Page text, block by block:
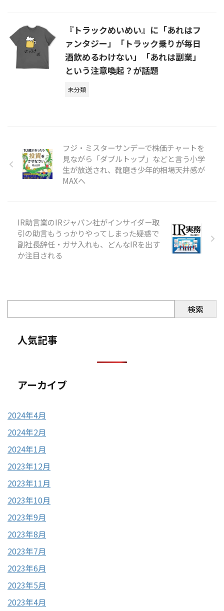
『トラックめいめい』に「あれはフ
ァンタジー」「トラック乗りが毎日
酒飲めるわけない」「あれは副業」
という注意喚起？が話題
未分類
フジ・ミスターサンデーで株価チャートを
見ながら「ダブルトップ」などと言う小学
生が放送され、靴磨き少年的相場天井感が
MAXへ
IR助言業のIRジャパン社がインサイダー取
引の助言もうっかりやってしまった疑惑で
副社長辞任・ガサ入れも、どんなIRを出す
か注目される
検索
人気記事
アーカイブ
2024年4月
2024年2月
2024年1月
2023年12月
2023年11月
2023年10月
2023年9月
2023年8月
2023年7月
2023年6月
2023年5月
2023年4月